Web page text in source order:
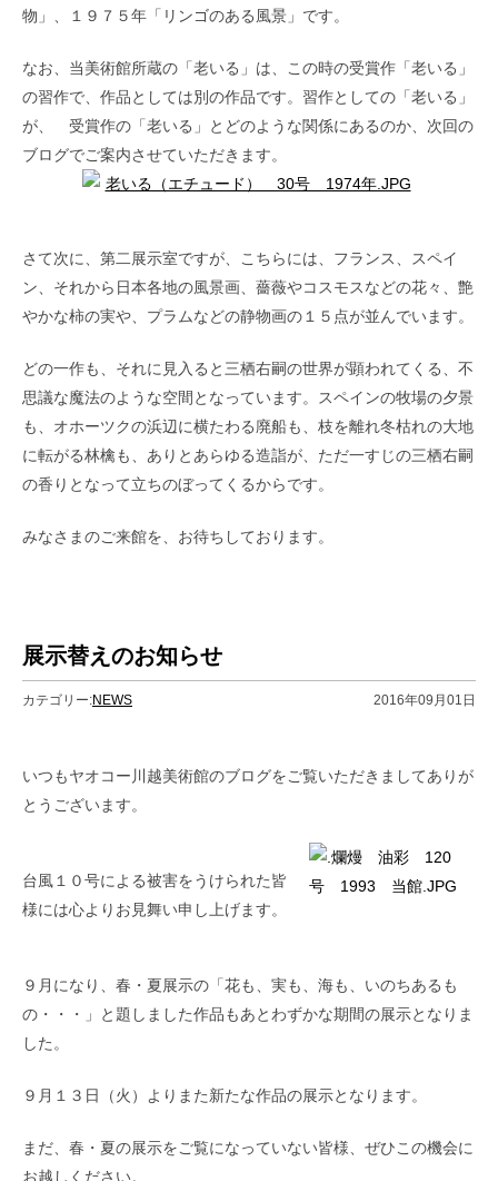
物」、１９７５年「リンゴのある風景」です。
なお、当美術館所蔵の「老いる」は、この時の受賞作「老いる」
の習作で、作品としては別の作品です。習作としての「老いる」
が、 受賞作の「老いる」とどのような関係にあるのか、次回の
ブログでご案内させていただきます。
さて次に、第二展示室ですが、こちらには、フランス、スペイ
ン、それから日本各地の風景画、薔薇やコスモスなどの花々、艶
やかな柿の実や、プラムなどの静物画の１５点が並んでいます。
どの一作も、それに見入ると三栖右嗣の世界が顕われてくる、不
思議な魔法のような空間となっています。スペインの牧場の夕景
も、オホーツクの浜辺に横たわる廃船も、枝を離れ冬枯れの大地
に転がる林檎も、ありとあらゆる造詣が、ただ一すじの三栖右嗣
の香りとなって立ちのぼってくるからです。
みなさまのご来館を、お待ちしております。
展示替えのお知らせ
カテゴリー:NEWS 2016年09月01日
いつもヤオコー川越美術館のブログをご覧いただきましてありが
とうございます。
台風１０号による被害をうけられた皆
様には心よりお見舞い申し上げます。
９月になり、春・夏展示の「花も、実も、海も、いのちあるも
の・・・」と題しました作品もあとわずかな期間の展示となりま
した。
９月１３日（火）よりまた新たな作品の展示となります。
まだ、春・夏の展示をご覧になっていない皆様、ぜひこの機会に
お越しください。